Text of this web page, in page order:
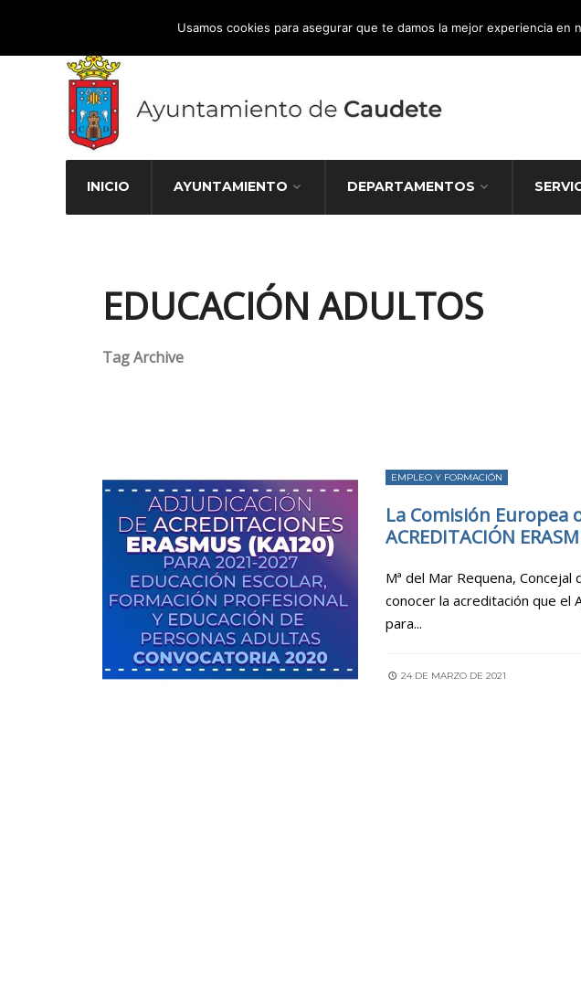
Atención Ciudadana 965 827 000
INICIO AYUNTAMIENTO DEPARTAMENTOS
EDUCACIÓN ADULTOS
Tag Archive
EMPLEO Y FORMACIÓN
La Comisión Europea
ACREDITACIÓN
Mª del Mar Requena,
conocer la acreditación que el
para...
24 DE MARZO DE 2021
Usamos cookies para asegurar que te damos la mejor experiencia